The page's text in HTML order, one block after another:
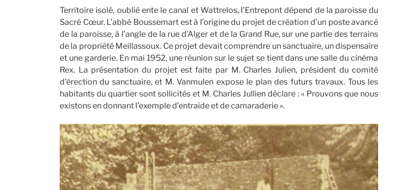
Territoire isolé, oublié ente le canal et Wattrelos, l’Entrepont dépend de la paroisse du
Sacré Cœur. L’abbé Boussemart est à l’origine du projet de création d’un poste avancé
de la paroisse, à l’angle de la rue d’Alger et de la Grand Rue, sur une partie des terrains
de la propriété Meillassoux. Ce projet devait comprendre un sanctuaire, un dispensaire
et une garderie. En mai 1952, une réunion sur le sujet se tient dans une salle du cinéma
Rex. La présentation du projet est faite par M. Charles Julien, président du comité
d’érection du sanctuaire, et M. Vanmulen expose le plan des futurs travaux. Tous les
habitants du quartier sont sollicités et M. Charles Jullien déclare : « Prouvons que nous
existons en donnant l’exemple d’entraide et de camaraderie ».